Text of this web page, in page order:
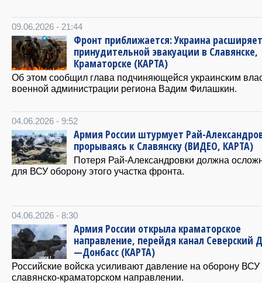
09.06.2026 - 21:44
Фронт приближается: Украина
принудительной эвакуации в Славянске,
Краматорске (КАРТА)
Об этом сообщил глава подчиняющейся украинским
военной администрации региона Вадим Филашкин.
04.06.2026 - 9:52
Армия России штурмует Рай-
прорываясь к Славянску (ВИДЕО, КАРТА)
Потеря Рай-Александровки должна
для ВСУ оборону этого участка фронта.
04.06.2026 - 8:30
Армия России открыла краматорское
направление, перейдя канал Северский
—Донбасс (КАРТА)
Российские войска усиливают давление на оборону ВСУ
славянско-краматорском направлении.